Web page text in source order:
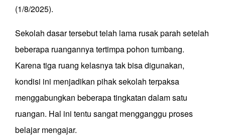
(1/8/2025).
Sekolah dasar tersebut telah lama rusak parah setelah
beberapa ruangannya tertimpa pohon tumbang.
Karena tiga ruang kelasnya tak bisa digunakan,
kondisi ini menjadikan pihak sekolah terpaksa
menggabungkan beberapa tingkatan dalam satu
ruangan. Hal ini tentu sangat mengganggu proses
belajar mengajar.